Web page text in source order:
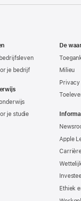
je bedrijf
je studie
De
Milieu
Privacy
Apple
Ethiek